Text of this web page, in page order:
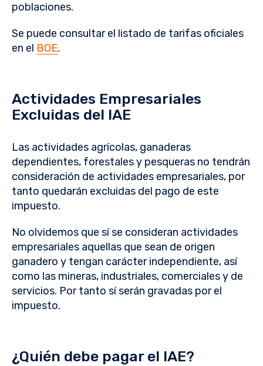
poblaciones.
Se puede consultar el listado de tarifas oficiales
en el BOE.
Actividades Empresariales
Excluidas del IAE
Las actividades agrícolas, ganaderas
dependientes, forestales y pesqueras no tendrán
consideración de actividades empresariales, por
tanto quedarán excluidas del pago de este
impuesto.
No olvidemos que sí se consideran actividades
empresariales aquellas que sean de origen
ganadero y tengan carácter independiente, así
como las mineras, industriales, comerciales y de
servicios. Por tanto sí serán gravadas por el
impuesto.
¿Quién debe pagar el IAE?